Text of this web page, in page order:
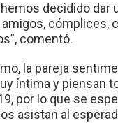
hemos decidido dar
cómplices,
comentó.
la pareja
íntima y piensan
por lo que se
asistan al